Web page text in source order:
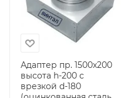
Адаптер пр. 1500х200
высота h-200 с
врезкой d-180